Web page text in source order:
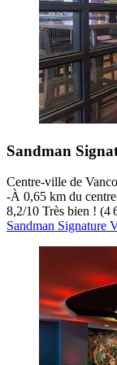
Sandman
Centre-ville de
‐À 0,65 km du
8,2/10 Très bien ! (4
Sandman Signature